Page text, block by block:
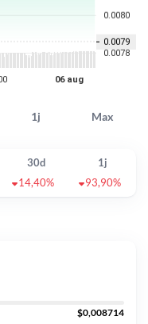
1j Max
30d
1j
14,40% 93,90%
$0,008714